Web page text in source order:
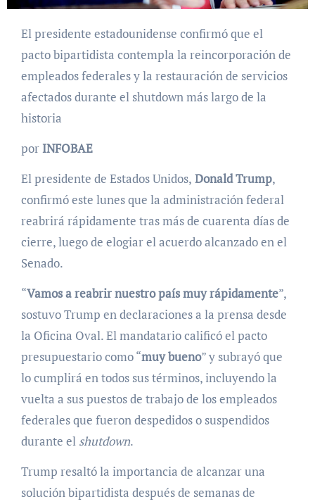
El presidente estadounidense confirmó que el
pacto bipartidista contempla la reincorporación de
empleados federales y la restauración de servicios
afectados durante el shutdown más largo de la
historia
porINFOBAE
El presidente de Estados Unidos, Donald Trump,
confirmó este lunes que la administración federal
reabrirá rápidamente tras más de cuarenta días de
cierre, luego de elogiar el acuerdo alcanzado en el
Senado.
“Vamos a reabrir nuestro país muy rápidamente”,
sostuvo Trump en declaraciones a la prensa desde
la Oficina Oval. El mandatario calificó el pacto
presupuestario como “muy bueno” y subrayó que
lo cumplirá en todos sus términos, incluyendo la
vuelta a sus puestos de trabajo de los empleados
federales que fueron despedidos o suspendidos
durante el shutdown.
Trump resaltó la importancia de alcanzar una
solución bipartidista después de semanas de